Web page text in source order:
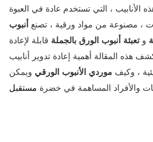
الأنابيب ، التي تستخدم عادة في العبوة
، مصنوعة من مواد ورقية ، تصنع أنبوب
و تعبئة أنبوب الورق بالجملة قابلة لإعادة
هذه المقالة أهمية إعادة تدوير أنابيب
، وكيف موردي الأنبوب الورقي ويمكن
والأفراد المساهمة في خضرة